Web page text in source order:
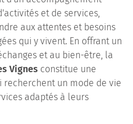
et de services,
aux attentes et besoins
qui y vivent. En offrant un
et au bien-être, la
Vignes constitue une
recherchent un mode de vie
adaptés à leurs